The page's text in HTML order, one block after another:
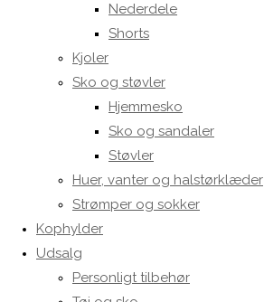
Nederdele
Shorts
Kjoler
Sko og støvler
Hjemmesko
Sko og sandaler
Støvler
Huer, vanter og halstørklæder
Strømper og sokker
Kophylder
Udsalg
Personligt tilbehør